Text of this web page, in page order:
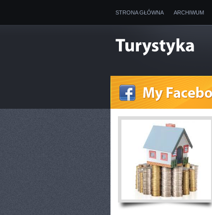
STRONA GŁÓWNA ARCHIWUM